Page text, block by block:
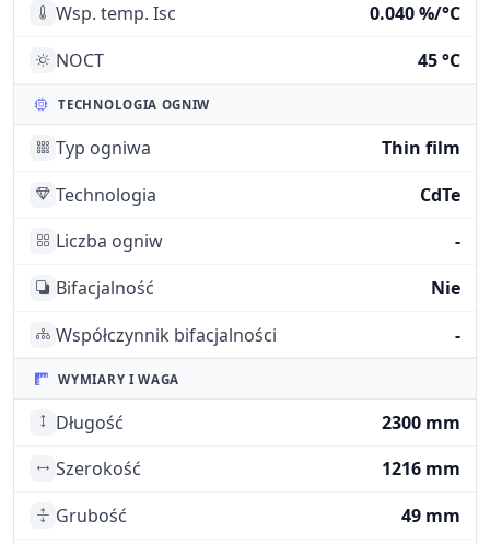
Wsp. temp. Isc
0.040 %/°C
NOCT
45 °C
TECHNOLOGIA OGNIW
Typ ogniwa
Thin film
Technologia
CdTe
Liczba ogniw
-
Bifacjalność
Nie
Współczynnik bifacjalności
-
WYMIARY I WAGA
Długość
2300 mm
Szerokość
1216 mm
Grubość
49 mm